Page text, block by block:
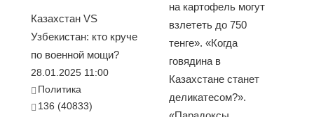
Казахстан VS
Узбекистан: кто круче
по военной мощи?
28.01.2025 11:00
Политика
136 (40833)
на картофель могут
взлететь до 750
тенге». «Когда
говядина в
Казахстане станет
деликатесом?».